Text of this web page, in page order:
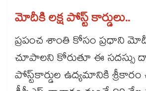
మోదీకి లక్ష పోస్ట్‌‌ కార్డులు..
ప్రపంచ శాంతి కోసం ప్రధాని
చూపాలని కోరుతూ ఈ సదస్సు
పోస్ట్‌‌కార్డుల ఉద్యమానికి శ్రీకారం